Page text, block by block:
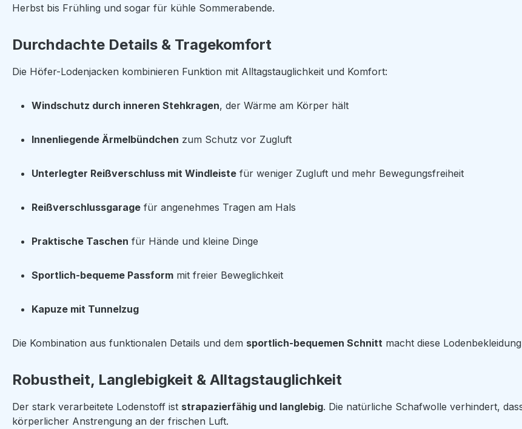
Herbst bis Frühling und sogar für kühle Sommerabende.
Durchdachte Details & Tragekomfort
Die Höfer-Lodenjacken kombinieren Funktion mit Alltagstauglichkeit und Komfort:
Windschutz durch inneren Stehkragen, der Wärme am Körper hält
Innenliegende Ärmelbündchen zum Schutz vor Zugluft
Unterlegter Reißverschluss mit Windleiste für weniger Zugluft und mehr Bewegungsfreiheit
Reißverschlussgarage für angenehmes Tragen am Hals
Praktische Taschen für Hände und kleine Dinge
Sportlich-bequeme Passform mit freier Beweglichkeit
Kapuze mit Tunnelzug
Die Kombination aus funktionalen Details und dem sportlich-bequemen Schnitt macht diese
Robustheit, Langlebigkeit & Alltagstauglichkeit
Der stark verarbeitete Lodenstoff ist strapazierfähig und langlebig. Die natürliche Schafwolle verhindert,
körperlicher Anstrengung an der frischen Luft.